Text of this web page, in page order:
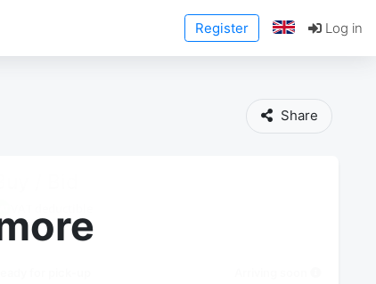
Register Log in
Share